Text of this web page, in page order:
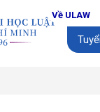
Về ULAW